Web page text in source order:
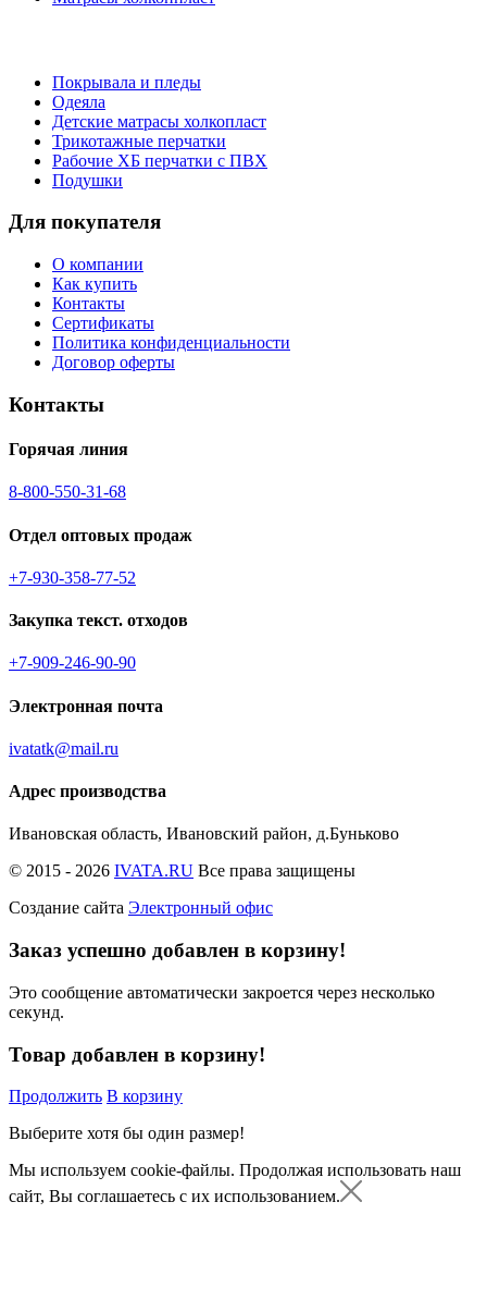
Покрывала и пледы
Одеяла
Детские матрасы холкопласт
Трикотажные перчатки
Рабочие ХБ перчатки с ПВХ
Подушки
Для покупателя
О компании
Как купить
Контакты
Сертификаты
Политика конфиденциальности
Договор оферты
Контакты
Горячая линия
8-800-550-31-68
Отдел оптовых продаж
+7-930-358-77-52
Закупка текст. отходов
+7-909-246-90-90
Электронная почта
ivatatk@mail.ru
Адрес производства
Ивановская область, Ивановский район, д.Буньково
© 2015 - 2026 IVATA.RU Все права защищены
Создание сайта Электронный офис
Заказ успешно добавлен в корзину!
Это сообщение автоматически закроется через несколько
секунд.
Товар добавлен в корзину!
Продолжить В корзину
Выберите хотя бы один размер!
Мы используем cookie-файлы. Продолжая использовать наш
сайт, Вы соглашаетесь с их использованием.